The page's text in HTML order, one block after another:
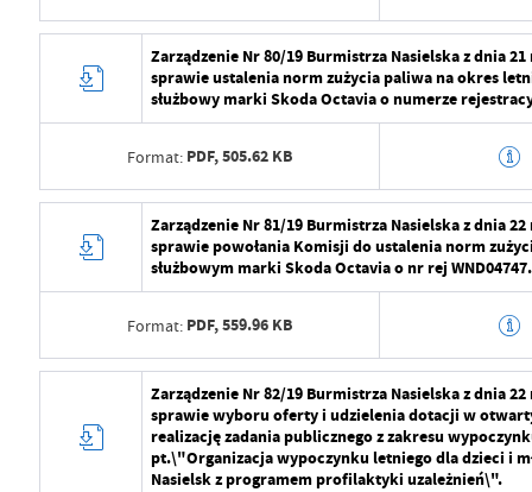
Data ostatniej aktualizacji 2024-08-01
Ostatnio zaktualizował Radosław
Wytworzył Radosław
Data ostatniej aktualizacji 2024-08-01
Ostatnio zaktualizował Radosław
Zarządzenie Nr 80/19 Burmistrza Nasielska z dnia
sprawie ustalenia norm zużycia paliwa na okres
służbowy marki Skoda Octavia o numerze
Format: PDF,505.62 KB
Wytworzył Radosław
Data ostatniej aktualizacji 2024-08-01
Ostatnio zaktualizował Radosław
Zarządzenie Nr 81/19 Burmistrza Nasielska z dnia
sprawie powołania Komisji do ustalenia norm
służbowym marki Skoda Octavia o nr rej WND04747.
Format: PDF,559.96 KB
Wytworzył Radosław
Data opublikowania 2024-07-29
Zarządzenie Nr 82/19 Burmistrza Nasielska z dnia
sprawie wyboru oferty i udzielenia dotacji w
realizację zadania publicznego z zakresu
pt.\"Organizacja wypoczynku letniego dla dzieci i
Nasielsk z programem profilaktyki uzależnień\".